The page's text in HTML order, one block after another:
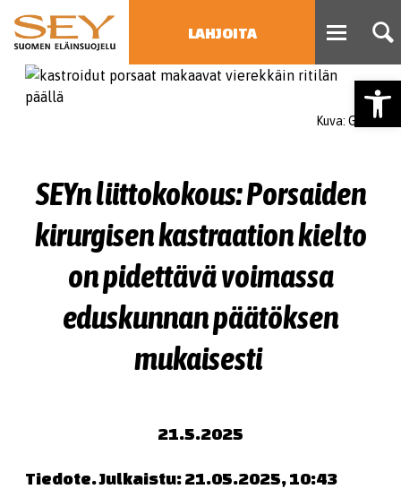
LAHJOITA
Kuva: GAIA
SEYn liittokokous: Porsaiden
kirurgisen kastraation kielto
on pidettävä voimassa
eduskunnan päätöksen
mukaisesti
21.5.2025
Tiedote. Julkaistu: 21.05.2025, 10:43